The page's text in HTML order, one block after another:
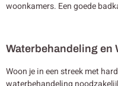
woonkamers. Een goede
Waterbehandeling en
Woon je in een streek met